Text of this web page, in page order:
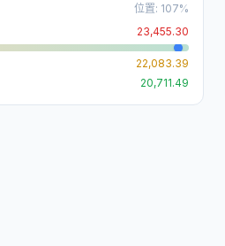
位置: 107%
23,455.30
22,083.39
20,711.49